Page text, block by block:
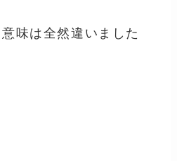
味は全然違いました